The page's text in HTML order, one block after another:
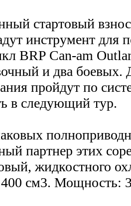
стартовый
инструмент
BRP Can-am
и два боевых.
пройдут по
в следующий тур.
партнер этих
жидкостного
см3. Мощность: